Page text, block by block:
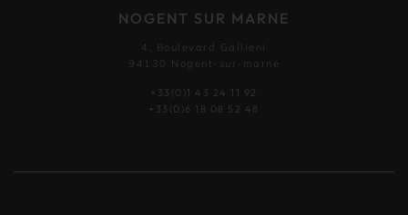
NOGENT SUR MARNE
4, Boulevard Gallieni
94130 Nogent-sur-marne
+33(0)1 43 24 11 92
+33(0)6 18 08 52 48